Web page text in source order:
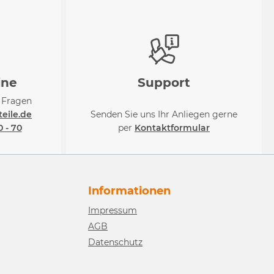
- 70
Support
Senden Sie uns Ihr Anliegen gerne
per Kontaktformular
Informationen
Impressum
AGB
Datenschutz